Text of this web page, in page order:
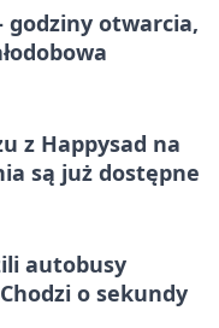
godziny otwarcia,
z Happysad na
są już dostępne
autobusy
o sekundy